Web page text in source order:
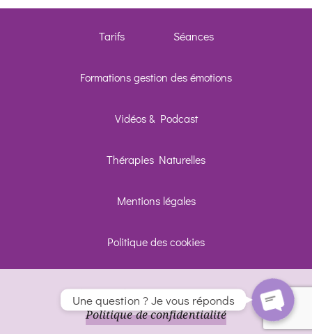
Tarifs Séances
Formations gestion des émotions
Vidéos & Podcast
Thérapies Naturelles
Mentions légales
Politique des cookies
Vivons Soi2026 - Ici tout va bien -
Politique de confidentialité
Une question ? Je vous réponds